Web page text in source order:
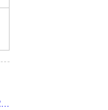
[7巻] 7つの習慣プライベートコーチ レッスン7 自分を磨こう 26218